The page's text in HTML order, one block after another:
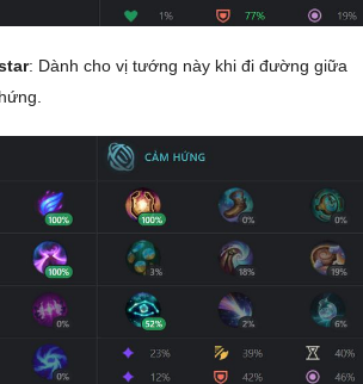
: Dành cho vị tướng này khi đi đường giữa